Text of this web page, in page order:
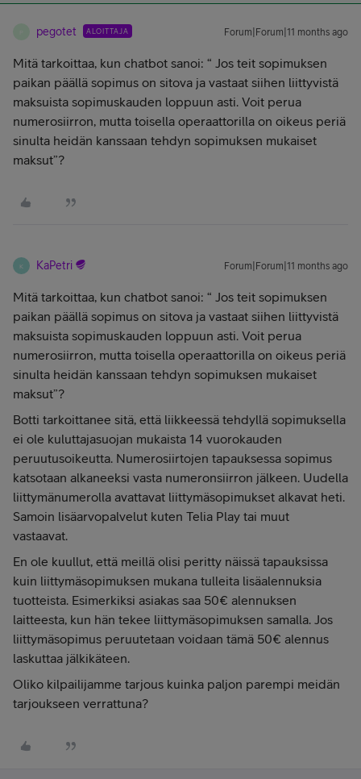
pegotet ALOITTAJA Forum|Forum|11 months ago
Mitä tarkoittaa, kun chatbot sanoi: “ Jos teit sopimuksen
paikan päällä sopimus on sitova ja vastaat siihen liittyvistä
maksuista sopimuskauden loppuun asti. Voit perua
numerosiirron, mutta toisella operaattorilla on oikeus periä
sinulta heidän kanssaan tehdyn sopimuksen mukaiset
maksut”?
K KaPetri Forum|Forum|11 months ago
Mitä tarkoittaa, kun chatbot sanoi: “ Jos teit sopimuksen
paikan päällä sopimus on sitova ja vastaat siihen liittyvistä
maksuista sopimuskauden loppuun asti. Voit perua
numerosiirron, mutta toisella operaattorilla on oikeus periä
sinulta heidän kanssaan tehdyn sopimuksen mukaiset
maksut”?
Botti tarkoittanee sitä, että liikkeessä tehdyllä sopimuksella
ei ole kuluttajasuojan mukaista 14 vuorokauden
peruutusoikeutta. Numerosiirtojen tapauksessa sopimus
katsotaan alkaneeksi vasta numeronsiirron jälkeen. Uudella
liittymänumerolla avattavat liittymäsopimukset alkavat heti.
Samoin lisäarvopalvelut kuten Telia Play tai muut
vastaavat.
En ole kuullut, että meillä olisi peritty näissä tapauksissa
kuin liittymäsopimuksen mukana tulleita lisäalennuksia
tuotteista. Esimerkiksi asiakas saa 50€ alennuksen
laitteesta, kun hän tekee liittymäsopimuksen samalla. Jos
liittymäsopimus peruutetaan voidaan tämä 50€ alennus
laskuttaa jälkikäteen.
Oliko kilpailijamme tarjous kuinka paljon parempi meidän
tarjoukseen verrattuna?